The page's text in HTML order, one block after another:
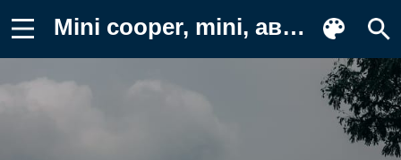
Mini cooper, mini, автомобиль Фотография